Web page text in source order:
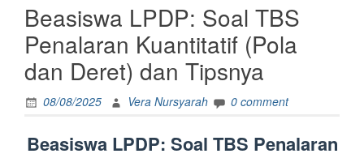
Beasiswa LPDP: Soal TBS
Penalaran Kuantitatif (Pola
dan Deret) dan Tipsnya
08/08/2025 Vera Nursyarah 0 comment
Beasiswa LPDP: Soal TBS Penalaran